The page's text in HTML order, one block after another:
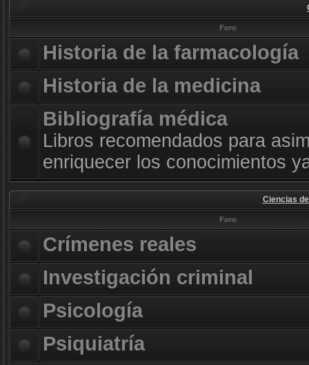
Foro
Historia de la farmacología
Historia de la medicina
Bibliografía médica
Libros recomendados para
enriquecer los conocimientos
Ciencias
Foro
Crímenes reales
Investigación criminal
Psicología
Psiquiatría